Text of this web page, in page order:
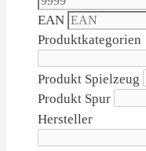
EAN
Produktkategorien
Produkt Spielzeug
Produkt Spur
Hersteller